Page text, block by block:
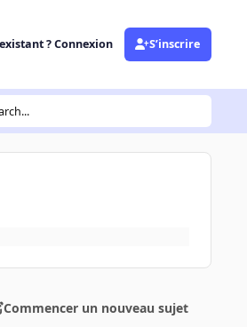
? Connexion S’inscrire
Commencer un nouveau sujet